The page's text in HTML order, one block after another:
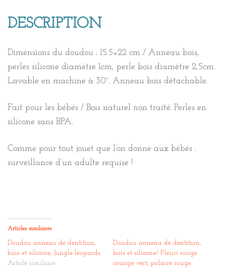
DESCRIPTION
Dimensions du doudou : 15.5×22 cm / Anneau bois,
perles silicone diamètre 1cm, perle bois diamètre 2,5cm.
Lavable en machine à 30°. Anneau bois détachable.
Fait pour les bébés / Bois naturel non traité. Perles en
silicone sans BPA.
Comme pour tout jouet que l’on donne aux bébés :
surveillance d’un adulte requise !
Articles similaires
Doudou anneau de dentition,
bois et silicone, Jungle léopards
Article similaire
Doudou anneau de dentition,
bois et silicone/ Fleuri rouge
orange vert, polaire rouge